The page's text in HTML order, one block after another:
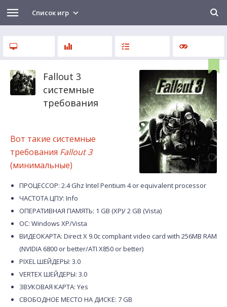
Список игр
Fallout 3
системные
требования
Вот такие системные
требования Fallout 3
(минимальные)
ПРОЦЕССОР: 2.4 Ghz Intel Pentium 4 or equivalent processor
ЧАСТОТА ЦПУ: Info
ОПЕРАТИВНАЯ ПАМЯТЬ: 1 GB (XP)/ 2 GB (Vista)
ОС: Windows XP/Vista
ВИДЕОКАРТА: Direct X 9.0c compliant video card with 256MB RAM
(NVIDIA 6800 or better/ATI X850 or better)
PIXEL ШЕЙДЕРЫ: 3.0
VERTEX ШЕЙДЕРЫ: 3.0
ЗВУКОВАЯ КАРТА: Yes
СВОБОДНОЕ МЕСТО НА ДИСКЕ: 7 GB